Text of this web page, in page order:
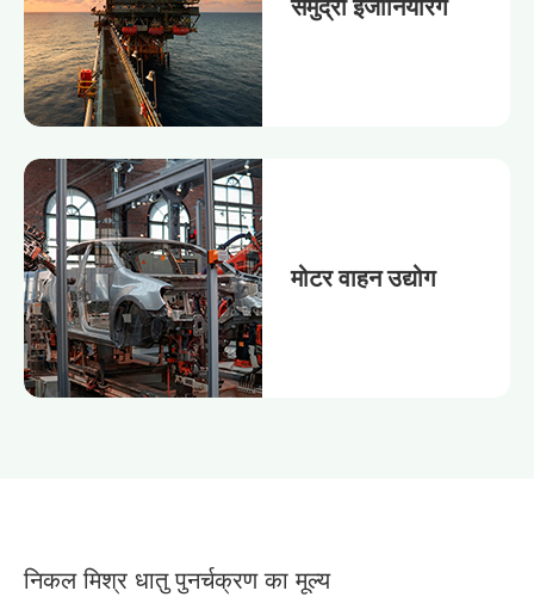
समुद्री इंजीनियरिंग
मोटर वाहन उद्योग
निकल मिश्र धातु पुनर्चक्रण का मूल्य